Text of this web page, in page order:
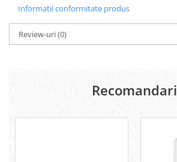
Informatii conformitate produs
Review-uri(0)
Recomandari